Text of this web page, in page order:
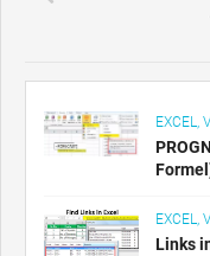
EXCEL,
EXCEL,
Links